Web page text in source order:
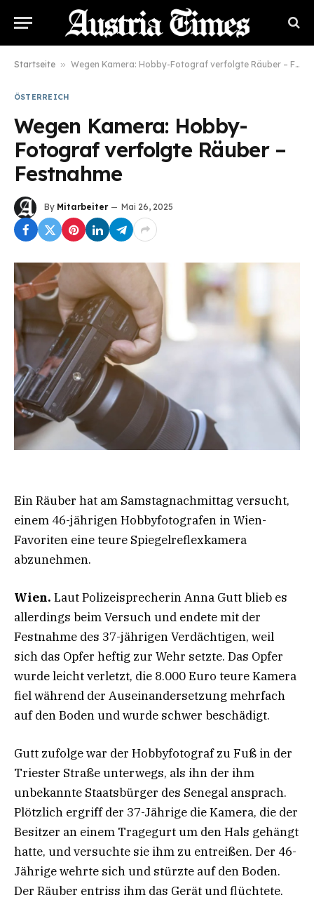
Startseite » Wegen Kamera: Hobby-Fotograf verfolgte Räuber – Festnahme
ÖSTERREICH
Wegen Kamera: Hobby-
Fotograf verfolgte Räuber –
Festnahme
By Mitarbeiter Mai 26, 2025
Ein Räuber hat am Samstagnachmittag versucht,
einem 46-jährigen Hobbyfotografen in Wien-
Favoriten eine teure Spiegelreflexkamera
abzunehmen.
Wien. Laut Polizeisprecherin Anna Gutt blieb es
allerdings beim Versuch und endete mit der
Festnahme des 37-jährigen Verdächtigen, weil
sich das Opfer heftig zur Wehr setzte. Das Opfer
wurde leicht verletzt, die 8.000 Euro teure Kamera
fiel während der Auseinandersetzung mehrfach
auf den Boden und wurde schwer beschädigt.
Gutt zufolge war der Hobbyfotograf zu Fuß in der
Triester Straße unterwegs, als ihn der ihm
unbekannte Staatsbürger des Senegal ansprach.
Plötzlich ergriff der 37-Jährige die Kamera, die der
Besitzer an einem Tragegurt um den Hals gehängt
hatte, und versuchte sie ihm zu entreißen. Der 46-
Jährige wehrte sich und stürzte auf den Boden.
Der Räuber entriss ihm das Gerät und flüchtete.